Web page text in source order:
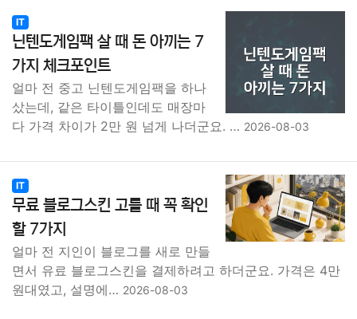
IT
닌텐도게임팩 살 때 돈 아끼는 7
가지 체크포인트
얼마 전 중고 닌텐도게임팩을 하나
샀는데, 같은 타이틀인데도 매장마
다 가격 차이가 2만 원 넘게 나더군요. … 2026-08-03
IT
무료 블로그스킨 고를 때 꼭 확인
할 7가지
얼마 전 지인이 블로그를 새로 만들
면서 유료 블로그스킨을 결제하려고 하더군요. 가격은 4만
원대였고, 설명에… 2026-08-03